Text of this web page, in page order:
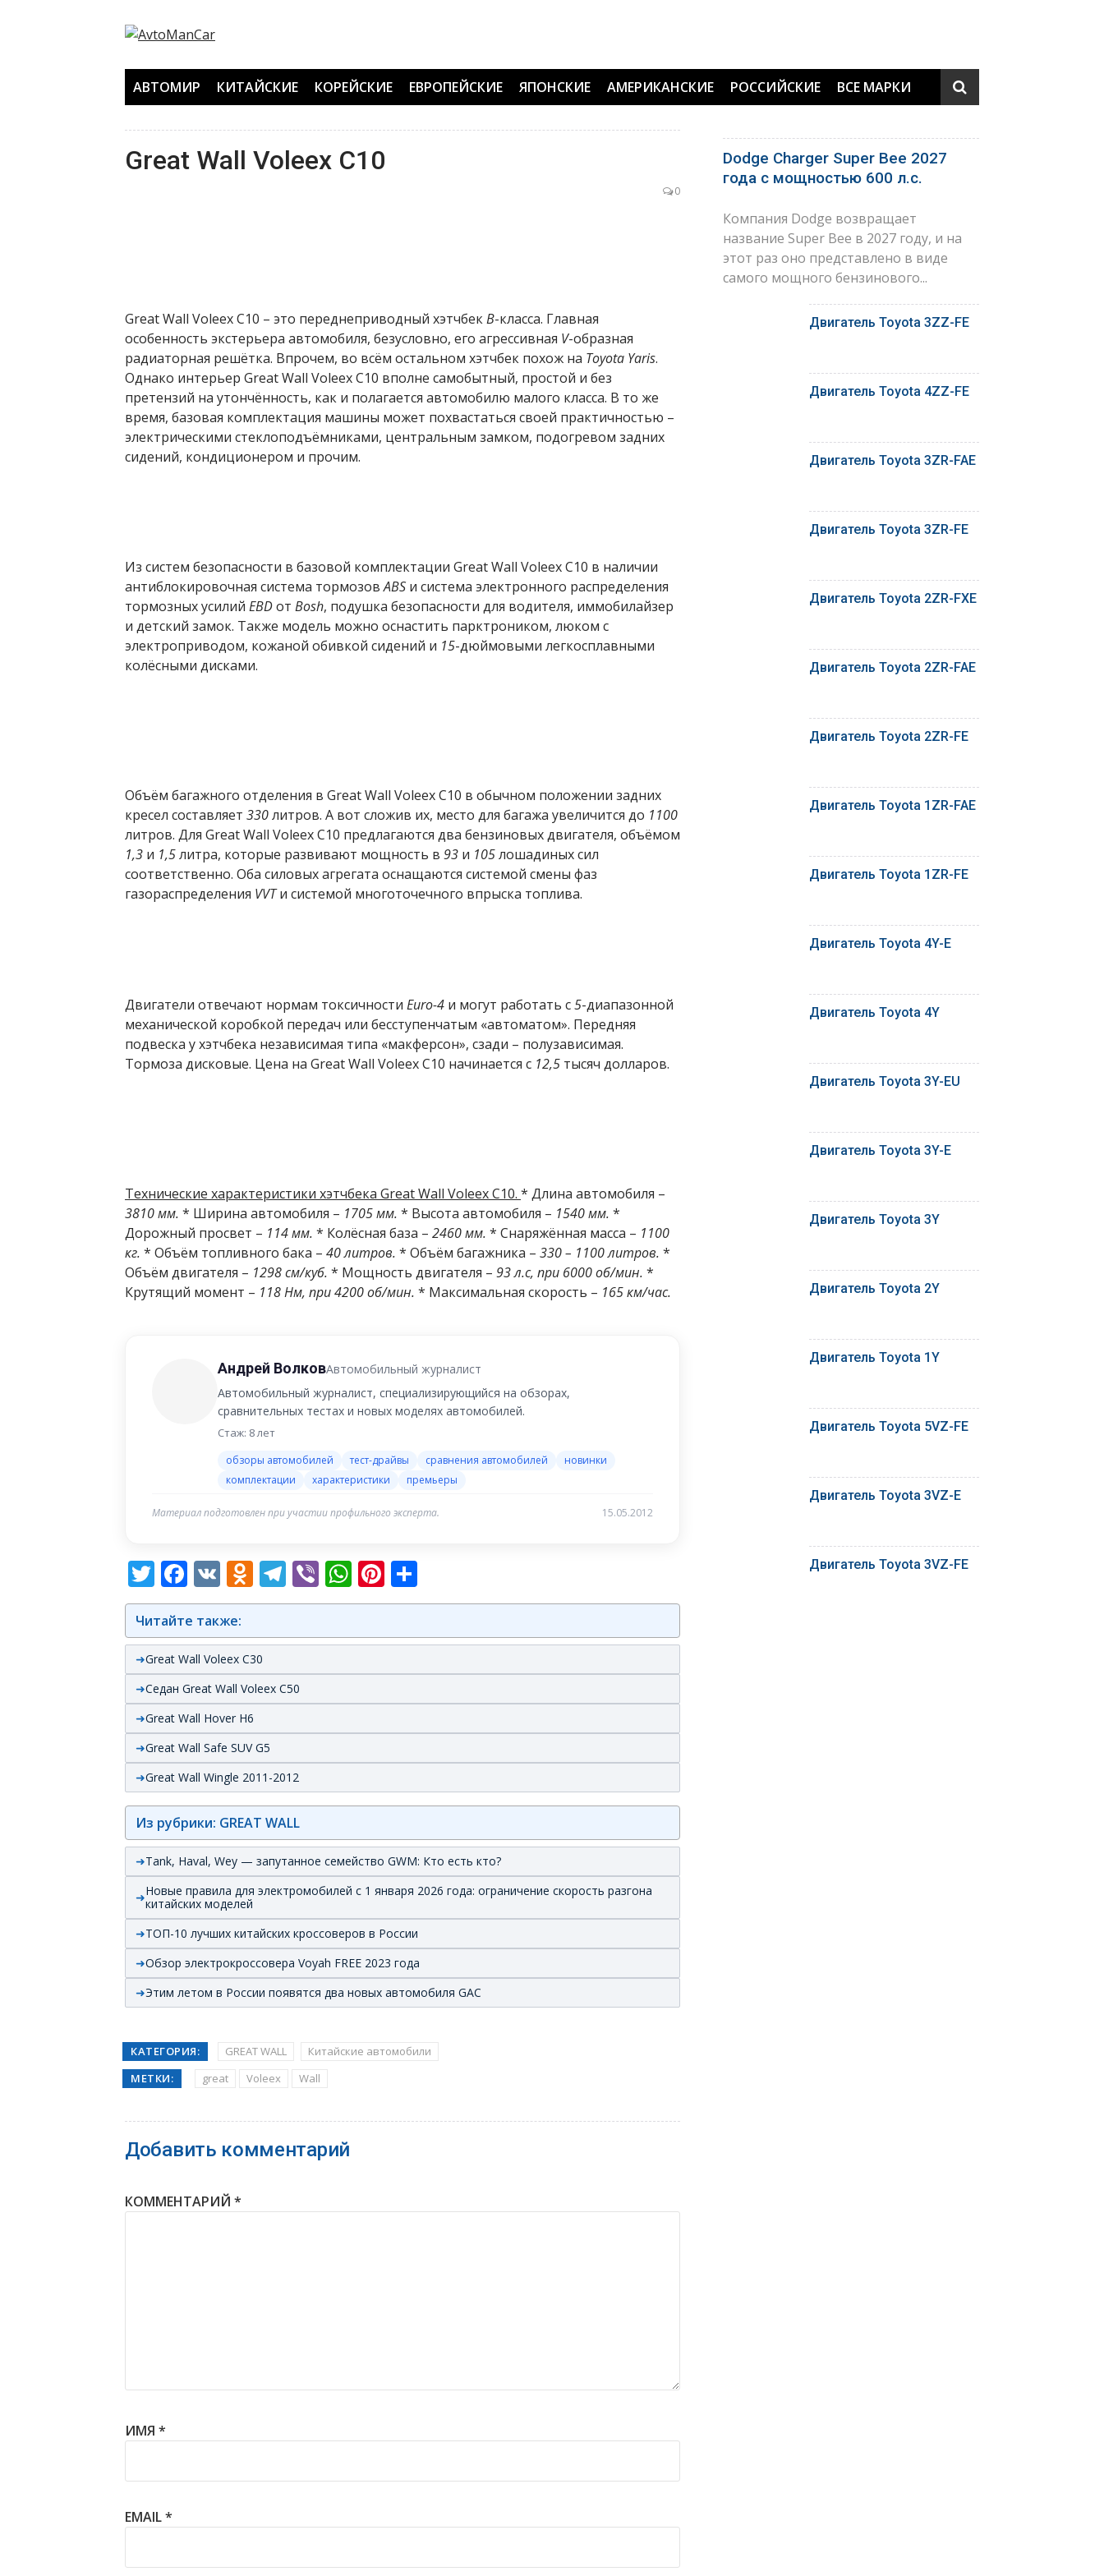
АВТОМИР КИТАЙСКИЕ КОРЕЙСКИЕ ЕВРОПЕЙСКИЕ ЯПОНСКИЕ АМЕРИКАНСКИЕ РОССИЙСКИЕ ВСЕ МАРКИ
Great Wall Voleex C10
0
Great Wall Voleex C10 – это переднеприводный хэтчбекB-класса. Главная
особенность экстерьера автомобиля, безусловно, его агрессивная V-образная
радиаторная решётка. Впрочем, во всём остальном хэтчбек похож на Toyota Yaris.
Однако интерьер Great Wall Voleex C10 вполне самобытный, простой и без
претензий на утончённость, как и полагается автомобилю малого класса. В то же
время, базовая комплектация машины может похвастаться своей практичностью –
электрическими стеклоподъёмниками, центральным замком, подогревом задних
сидений, кондиционером и прочим.
Из систем безопасности в базовой комплектации Great Wall Voleex C10 в наличии
антиблокировочная система тормозовABS и система электронного распределения
тормозных усилий EBDот Bosh, подушка безопасности для водителя, иммобилайзер
и детский замок. Также модель можно оснастить парктроником, люком с
электроприводом, кожаной обивкой сидений и 15-дюймовыми легкосплавными
колёсными дисками.
Объём багажного отделения в Great Wall Voleex C10 в обычном положении задних
кресел составляет 330литров. А вот сложив их, место для багажа увеличится до 1100
литров. Для Great Wall Voleex C10 предлагаются два бензиновых двигателя, объёмом
1,3 и 1,5литра, которые развивают мощность в 93 и 105лошадиных сил
соответственно. Оба силовых агрегата оснащаются системой смены фаз
газораспределения VVTи системой многоточечного впрыска топлива.
Двигатели отвечают нормам токсичности Euro-4 и могут работать с5-диапазонной
механической коробкой передач или бесступенчатым «автоматом». Передняя
подвеска у хэтчбека независимая типа «макферсон», сзади – полузависимая.
Тормоза дисковые. Цена на Great Wall Voleex C10 начинается с 12,5 тысяч долларов.
Технические характеристики хэтчбека Great Wall Voleex C10. * Длина автомобиля –
3810 мм. * Ширина автомобиля – 1705 мм. * Высота автомобиля – 1540 мм. *
Дорожный просвет – 114 мм. * Колёсная база – 2460 мм. * Снаряжённая масса – 1100
кг. * Объём топливного бака – 40 литров. * Объём багажника – 330 – 1100 литров. *
Объём двигателя – 1298 см/куб. * Мощность двигателя – 93 л.с, при 6000 об/мин. *
Крутящий момент – 118 Нм, при 4200 об/мин. * Максимальная скорость – 165 км/час.
Андрей ВолковАвтомобильный журналист
Автомобильный журналист, специализирующийся на обзорах,
сравнительных тестах и новых моделях автомобилей.
Стаж: 8 лет
обзоры автомобилей тест-драйвы сравнения автомобилей
новинки
комплектации
характеристики премьеры
Материал подготовлен при участии профильного эксперта. 15.05.2012
Twitter
Facebook
VK Odnoklassniki
Telegram
ViberWhatsApp
Pinterest
Читайте также:
Great Wall Voleex C30
Седан Great Wall Voleex C50
Great Wall Hover H6
Great Wall Safe SUV G5
Great Wall Wingle 2011-2012
Из рубрики: GREAT WALL
Tank, Haval, Wey — запутанное семейство GWM: Кто есть кто?
Новые правила для электромобилей с 1 января 2026 года: ограничение скорость разгона
китайских моделей
ТОП-10 лучших китайских кроссоверов в России
Обзор электрокроссовера Voyah FREE 2023 года
Этим летом в России появятся два новых автомобиля GAC
КАТЕГОРИЯ: GREAT WALL
Китайские автомобили
МЕТКИ:
great Voleex Wall
Добавить комментарий
КОММЕНТАРИЙ *
ИМЯ *
EMAIL*
Dodge Charger Super Bee 2027
года с мощностью 600 л.с.
Компания Dodge возвращает
название Super Bee в 2027 году, и на
этот раз оно представлено в виде
самого мощного бензинового...
Двигатель Toyota 3ZZ-FE
Двигатель Toyota 4ZZ-FE
Двигатель Toyota 3ZR-FAE
Двигатель Toyota 3ZR-FE
Двигатель Toyota 2ZR-FXE
Двигатель Toyota 2ZR-FAE
Двигатель Toyota 2ZR-FE
Двигатель Toyota 1ZR-FAE
Двигатель Toyota 1ZR-FE
Двигатель Toyota 4Y-E
Двигатель Toyota 4Y
Двигатель Toyota 3Y-EU
Двигатель Toyota 3Y-E
Двигатель Toyota 3Y
Двигатель Toyota 2Y
Двигатель Toyota 1Y
Двигатель Toyota 5VZ-FE
Двигатель Toyota 3VZ-E
Двигатель Toyota 3VZ-FE